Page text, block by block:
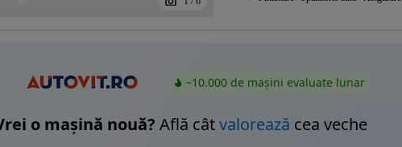
~10.000 de mașini evaluate lunar
o mașină nouă? Află câtvalorează cea veche